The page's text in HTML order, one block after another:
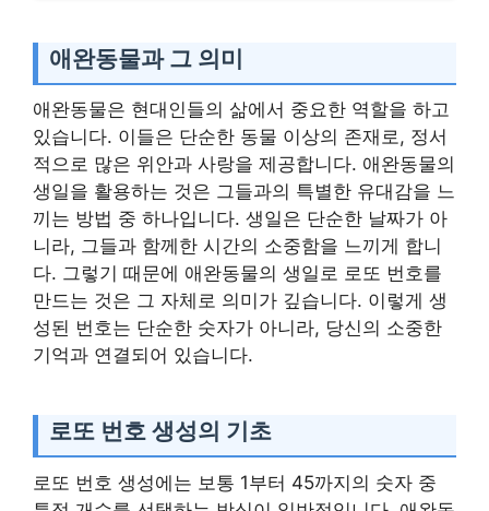
애완동물과 그 의미
애완동물은 현대인들의 삶에서 중요한 역할을 하고
있습니다. 이들은 단순한 동물 이상의 존재로, 정서
적으로 많은 위안과 사랑을 제공합니다. 애완동물의
생일을 활용하는 것은 그들과의 특별한 유대감을 느
끼는 방법 중 하나입니다. 생일은 단순한 날짜가 아
니라, 그들과 함께한 시간의 소중함을 느끼게 합니
다. 그렇기 때문에 애완동물의 생일로 로또 번호를
만드는 것은 그 자체로 의미가 깊습니다. 이렇게 생
성된 번호는 단순한 숫자가 아니라, 당신의 소중한
기억과 연결되어 있습니다.
로또 번호 생성의 기초
로또 번호 생성에는 보통 1부터 45까지의 숫자 중